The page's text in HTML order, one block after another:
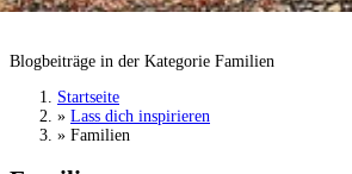
Familien
Blogbeiträge in der Kategorie Familien
Startseite
» Lass dich inspirieren
» Familien